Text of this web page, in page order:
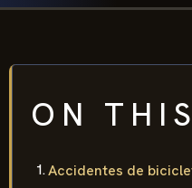
ON
Accidentes de